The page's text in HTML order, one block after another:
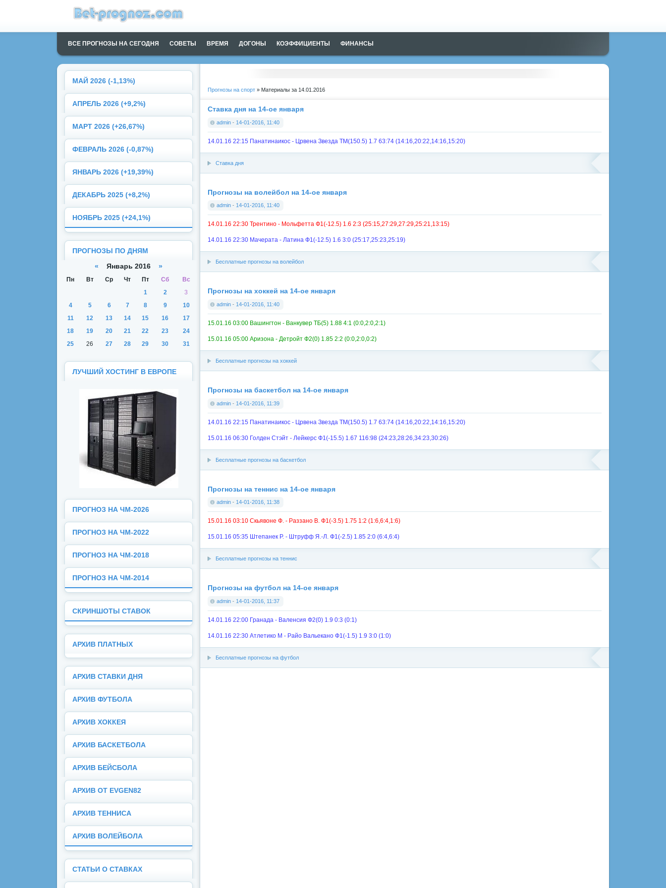
ВСЕ ПРОГНОЗЫ НА СЕГОДНЯ СОВЕТЫ ВРЕМЯ ДОГОНЫ КОЭФФИЦИЕНТЫ ФИНАНСЫ
Прогнозы на спорт » Материалы за 14.01.2016
Ставка дня на 14-ое января
admin - 14-01-2016, 11:40
14.01.16 22:15 Панатинаикос - Црвена Звезда ТМ(150.5) 1.7 63:74 (14:16,20:22,14:16,15:20)
Ставка дня
Прогнозы на волейбол на 14-ое января
admin - 14-01-2016, 11:40
14.01.16 22:30 Трентино - Мольфетта Ф1(-12.5) 1.6 2:3 (25:15,27:29,27:29,25:21,13:15)
14.01.16 22:30 Мачерата - Латина Ф1(-12.5) 1.6 3:0 (25:17,25:23,25:19)
Бесплатные прогнозы на волейбол
Прогнозы на хоккей на 14-ое января
admin - 14-01-2016, 11:40
15.01.16 03:00 Вашингтон - Ванкувер ТБ(5) 1.88 4:1 (0:0,2:0,2:1)
15.01.16 05:00 Аризона - Детройт Ф2(0) 1.85 2:2 (0:0,2:0,0:2)
Бесплатные прогнозы на хоккей
Прогнозы на баскетбол на 14-ое января
admin - 14-01-2016, 11:39
14.01.16 22:15 Панатинаикос - Црвена Звезда ТМ(150.5) 1.7 63:74 (14:16,20:22,14:16,15:20)
15.01.16 06:30 Голден Стэйт - Лейкерс Ф1(-15.5) 1.67 116:98 (24:23,28:26,34:23,30:26)
Бесплатные прогнозы на баскетбол
Прогнозы на теннис на 14-ое января
admin - 14-01-2016, 11:38
15.01.16 03:10 Скьявоне Ф. - Раззано В. Ф1(-3.5) 1.75 1:2 (1:6,6:4,1:6)
15.01.16 05:35 Штепанек Р. - Штруфф Я.-Л. Ф1(-2.5) 1.85 2:0 (6:4,6:4)
Бесплатные прогнозы на теннис
Прогнозы на футбол на 14-ое января
admin - 14-01-2016, 11:37
14.01.16 22:00 Гранада - Валенсия Ф2(0) 1.9 0:3 (0:1)
14.01.16 22:30 Атлетико М - Райо Вальекано Ф1(-1.5) 1.9 3:0 (1:0)
Бесплатные прогнозы на футбол
МАЙ 2026 (-1,13%)
АПРЕЛЬ 2026 (+9,2%)
МАРТ 2026 (+26,67%)
ФЕВРАЛЬ 2026 (-0,87%)
ЯНВАРЬ 2026 (+19,39%)
ДЕКАБРЬ 2025 (+8,2%)
НОЯБРЬ 2025 (+24,1%)
ПРОГНОЗЫ ПО ДНЯМ
« Январь 2016 »
Пн Вт Ср Чт Пт Сб
Вс
1
2
3
4
5 6 7 8 9
10
11
12 13 14 15 16
17
18
19 20 21 22 23
24
25
26 27 28 29 30 31
ЛУЧШИЙ ХОСТИНГ В ЕВРОПЕ
ПРОГНОЗ НА ЧМ-2026
ПРОГНОЗ НА ЧМ-2022
ПРОГНОЗ НА ЧМ-2018
ПРОГНОЗ НА ЧМ-2014
СКРИНШОТЫ СТАВОК
АРХИВ ПЛАТНЫХ
АРХИВ СТАВКИ ДНЯ
АРХИВ ФУТБОЛА
АРХИВ ХОККЕЯ
АРХИВ БАСКЕТБОЛА
АРХИВ БЕЙСБОЛА
АРХИВ ОТ EVGEN82
АРХИВ ТЕННИСА
АРХИВ ВОЛЕЙБОЛА
СТАТЬИ О СТАВКАХ